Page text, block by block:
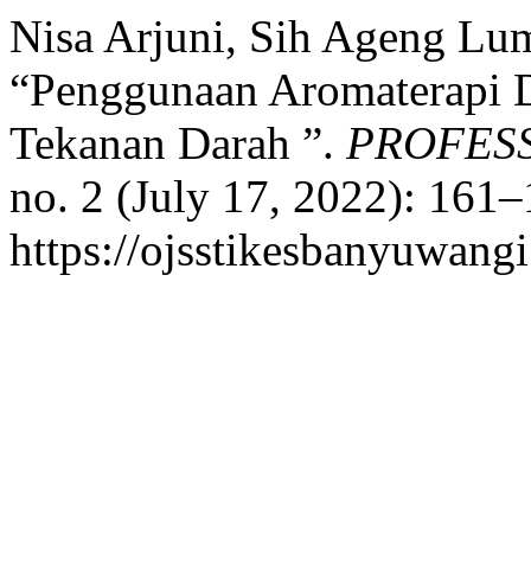
Nisa Arjuni, Sih Ageng
“Penggunaan
Tekanan Darah ”.
no. 2 (July 17, 2022):
https://